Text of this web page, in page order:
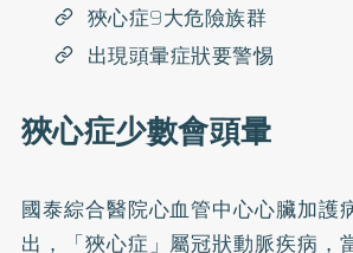
狹心症9大危險族群
出現頭暈症狀要警惕
狹心症少數會頭暈
國泰綜合醫院心血管中心心臟加護
出，「狹心症」屬冠狀動脈疾病，